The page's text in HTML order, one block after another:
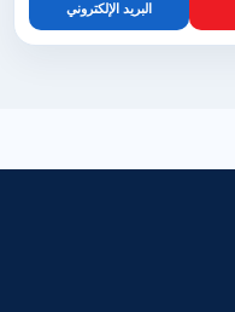
البريد الإلكتروني